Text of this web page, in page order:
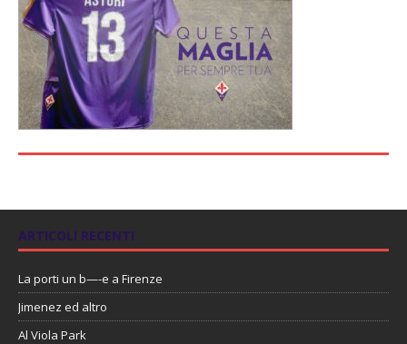
ARTICOLI RECENTI
La porti un b—-e a Firenze
Jimenez ed altro
Al Viola Park